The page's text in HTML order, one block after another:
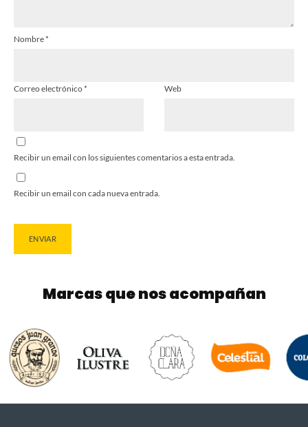
Nombre*
Correo electrónico* Web
Recibir un email con los siguientes comentarios a esta entrada.
Recibir un email con cada nueva entrada.
Marcas que nos acompañan